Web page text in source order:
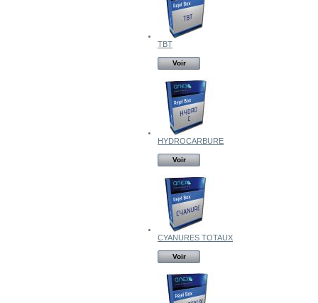
TBT
Voir
HYDROCARBURE
Voir
CYANURES TOTAUX
Voir